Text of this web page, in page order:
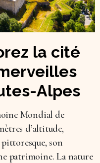
la cité
Alpes
Mondial de
d’altitude,
son
patrimoine. La nature